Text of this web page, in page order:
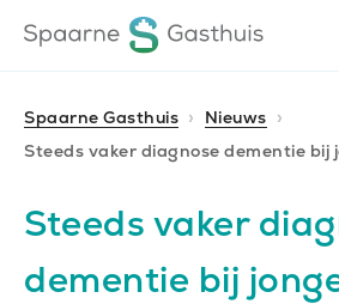
direct
content
direct
footer
Ga
naar
homepagina
Spaarne Gasthuis
Nieuws
Steeds vaker diagnose dementie bij
Steeds vaker
dementie bij